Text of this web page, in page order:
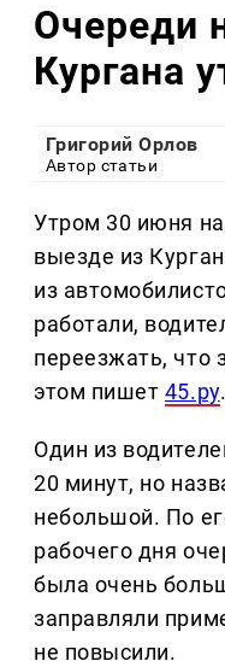
Очереди
Кургана
Григорий Орлов
Автор статьи
Утром 30 июня
выезде из
из
работали,
переезжать, что
этом пишет 45.ру.
Один из
20 минут, но
небольшой. По
рабочего дня
была очень
заправляли
не повысили.